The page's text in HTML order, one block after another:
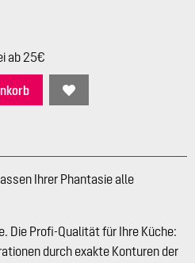
ab 25€
Ihrer Phantasie alle
Die Profi-Qualität für Ihre Küche:
durch exakte Konturen der